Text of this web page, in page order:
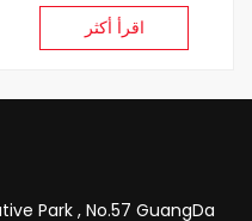
Singlemode
اقرأ أكثر
Park , No.57 GuangDa